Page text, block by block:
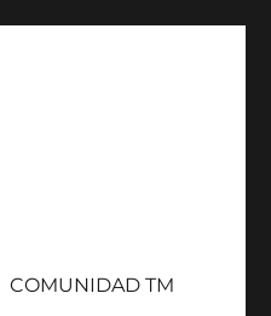
COMUNIDAD TM